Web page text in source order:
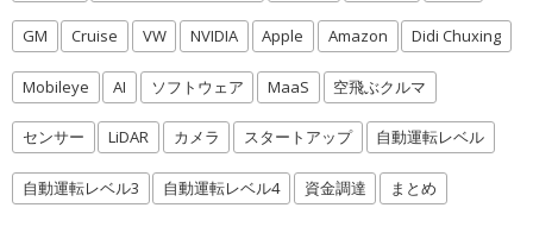
GM Cruise VW NVIDIA Apple Amazon Didi Chuxing
Mobileye AI ソフトウェア MaaS 空飛ぶクルマ
センサー LiDAR カメラ スタートアップ 自動運転レベル
自動運転レベル3 自動運転レベル4 資金調達 まとめ